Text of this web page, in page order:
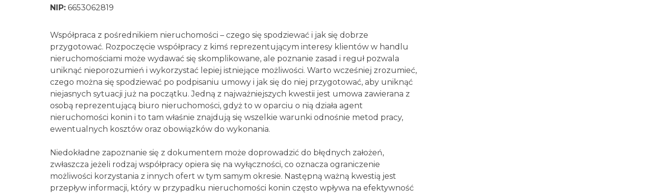
NIP: 6653062819
Współpraca z pośrednikiem nieruchomości – czego się spodziewać i jak się dobrze
przygotować. Rozpoczęcie współpracy z kimś reprezentującym interesy klientów w handlu
nieruchomościami może wydawać się skomplikowane, ale poznanie zasad i reguł pozwala
uniknąć nieporozumień i wykorzystać lepiej istniejące możliwości. Warto wcześniej zrozumieć,
czego można się spodziewać po podpisaniu umowy i jak się do niej przygotować, aby uniknąć
niejasnych sytuacji już na początku. Jedną z najważniejszych kwestii jest umowa zawierana z
osobą reprezentującą biuro nieruchomości, gdyż to w oparciu o nią działa agent
nieruchomości konin i to tam właśnie znajdują się wszelkie warunki odnośnie metod pracy,
ewentualnych kosztów oraz obowiązków do wykonania.
Niedokładne zapoznanie się z dokumentem może doprowadzić do błędnych założeń,
zwłaszcza jeżeli rodzaj współpracy opiera się na wyłączności, co oznacza ograniczenie
możliwości korzystania z innych ofert w tym samym okresie. Następną ważną kwestią jest
przepływ informacji, który w przypadku nieruchomości konin często wpływa na efektywność